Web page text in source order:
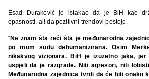
Esad Duraković je istakao da je BiH kao
opasnosti, ali da pozitivni trendovi postoje.
“Ne znam šta reći šta je međunarodna
po mom sudu dehumanizirana. Osim
nikakvog vizionara. BiH je izuzetno jaka,
uspjeli da je razgrade. Niti agresori, niti
Međunarodna zajednica tvrdi da će biti onako